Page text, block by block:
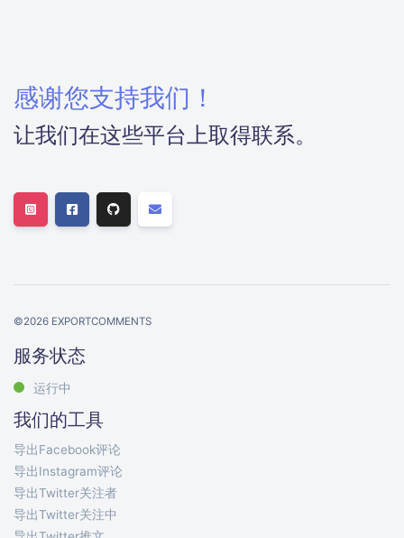
感谢您支持我们！
让我们在这些平台上取得联系。
©2026 EXPORTCOMMENTS
服务状态
运行中
我们的工具
导出Facebook评论
导出Instagram评论
导出Twitter关注者
导出Twitter关注中